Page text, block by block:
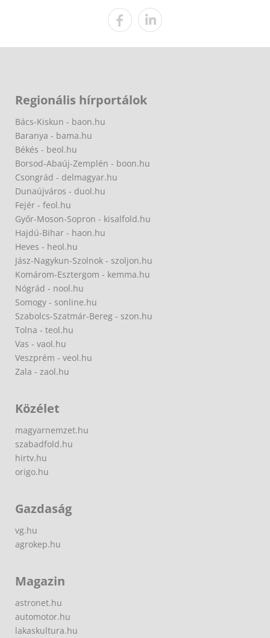
Regionális hírportálok
Bács-Kiskun - baon.hu
Baranya - bama.hu
Békés - beol.hu
Borsod-Abaúj-Zemplén - boon.hu
Csongrád - delmagyar.hu
Dunaújváros - duol.hu
Fejér - feol.hu
Győr-Moson-Sopron - kisalfold.hu
Hajdú-Bihar - haon.hu
Heves - heol.hu
Jász-Nagykun-Szolnok - szoljon.hu
Komárom-Esztergom - kemma.hu
Nógrád - nool.hu
Somogy - sonline.hu
Szabolcs-Szatmár-Bereg - szon.hu
Tolna - teol.hu
Vas - vaol.hu
Veszprém - veol.hu
Zala - zaol.hu
Közélet
magyarnemzet.hu
szabadfold.hu
hirtv.hu
origo.hu
Gazdaság
vg.hu
agrokep.hu
Magazin
astronet.hu
automotor.hu
lakaskultura.hu